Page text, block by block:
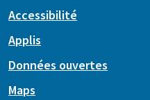
Accessibilité
Applis
Données ouvertes
Maps